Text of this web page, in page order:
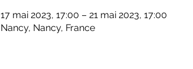
17 mai 2023, 17:00 – 21 mai 2023, 17:00
Nancy, Nancy, France